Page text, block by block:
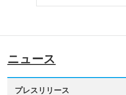
ニュース
プレスリリース